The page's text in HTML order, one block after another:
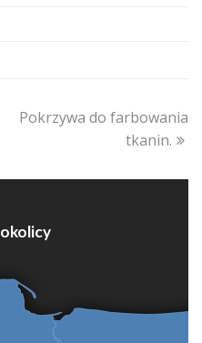
next
Pokrzywa do farbowania
tkanin.